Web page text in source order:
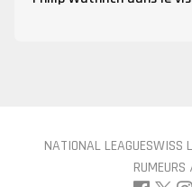
NATIONAL LEAGUESWISS